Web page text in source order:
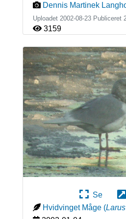
Dennis Martinek
Uploadet 2002-08-23 Publiceret
3159
Se
Hvidvinget Måge (